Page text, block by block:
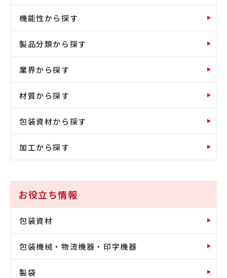
機能性から探す
製品分類から探す
業界から探す
材質から探す
包装資材から探す
加工から探す
お役立ち情報
包装資材
包装機械・物流機器・印字機器
製袋